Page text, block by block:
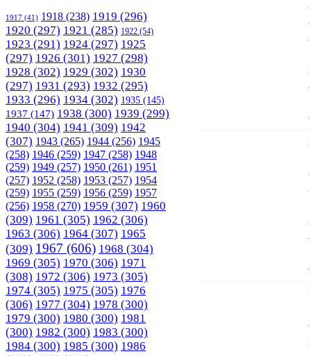
1917 (41) 1918 (238) 1919 (296)
1920 (297) 1921 (285) 1922 (54)
1923 (291) 1924 (297) 1925
(297) 1926 (301) 1927 (298)
1928 (302) 1929 (302) 1930
(297) 1931 (293) 1932 (295)
1933 (296) 1934 (302) 1935 (145)
1937 (147) 1938 (300) 1939 (299)
1940 (304) 1941 (309) 1942
(307) 1943 (265) 1944 (256) 1945
(258) 1946 (259) 1947 (258) 1948
(259) 1949 (257) 1950 (261) 1951
(257) 1952 (258) 1953 (257) 1954
(259) 1955 (259) 1956 (259) 1957
(256) 1958 (270) 1959 (307) 1960
(309) 1961 (305) 1962 (306)
1963 (306) 1964 (307) 1965
(309) 1967 (606) 1968 (304)
1969 (305) 1970 (306) 1971
(308) 1972 (306) 1973 (305)
1974 (305) 1975 (305) 1976
(306) 1977 (304) 1978 (300)
1979 (300) 1980 (300) 1981
(300) 1982 (300) 1983 (300)
1984 (300) 1985 (300) 1986